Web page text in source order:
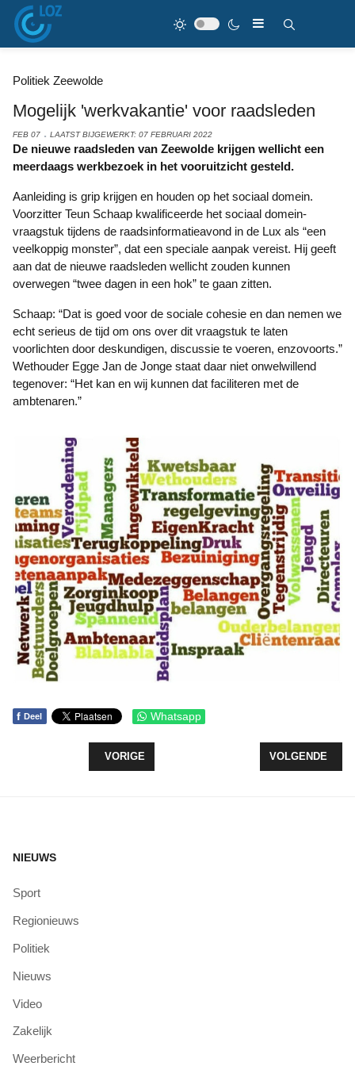
Politiek Zeewolde
Mogelijk 'werkvakantie' voor raadsleden
FEB 07 LAATST BIJGEWERKT: 07 FEBRUARI 2022
De nieuwe raadsleden van Zeewolde krijgen wellicht een
meerdaags werkbezoek in het vooruitzicht gesteld.
Aanleiding is grip krijgen en houden op het sociaal domein.
Voorzitter Teun Schaap kwalificeerde het sociaal domein-
vraagstuk tijdens de raadsinformatieavond in de Lux als “een
veelkoppig monster”, dat een speciale aanpak vereist. Hij geeft
aan dat de nieuwe raadsleden wellicht zouden kunnen
overwegen “twee dagen in een hok” te gaan zitten.
Schaap: “Dat is goed voor de sociale cohesie en dan nemen we
echt serieus de tijd om ons over dit vraagstuk te laten
voorlichten door deskundigen, discussie te voeren, enzovoorts.”
Wethouder Egge Jan de Jonge staat daar niet onwelwillend
tegenover: “Het kan en wij kunnen dat faciliteren met de
ambtenaren.”
f Deel Whatsapp
VORIG ARTIKEL: WETHOUDER SPAART
VORIGE VOLGENDE
VOLGENDE
NIEUWS
Sport
Regionieuws
Politiek
Nieuws
Video
Zakelijk
Weerbericht